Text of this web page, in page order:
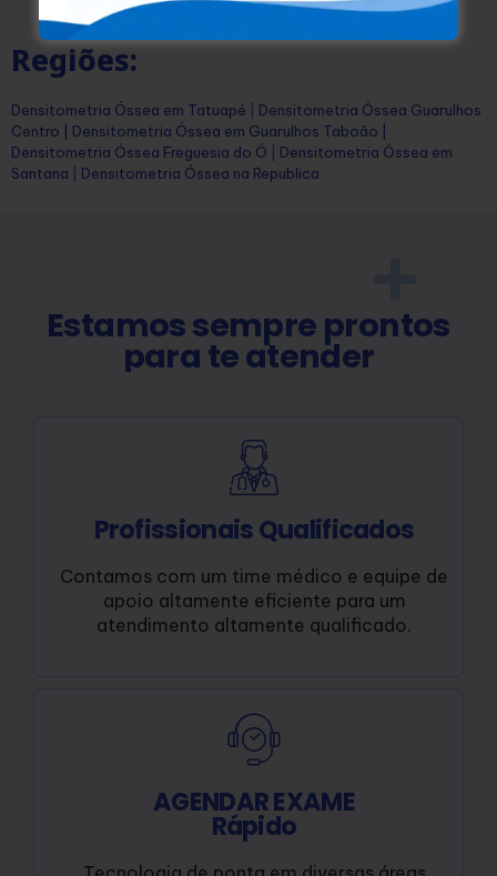
Regiões:
Densitometria Óssea em Tatuapé
Densitometria Óssea Guarulhos
Centro
Densitometria Óssea em Guarulhos Taboão
Densitometria Óssea Freguesia do Ó
Densitometria Óssea em
Santana
Densitometria Óssea na Republica
Estamos sempre prontos
para te atender
Profissionais Qualificados
Contamos com um time médico e equipe de
apoio altamente eficiente para um
atendimento altamente qualificado.
AGENDAR EXAME
Rápido